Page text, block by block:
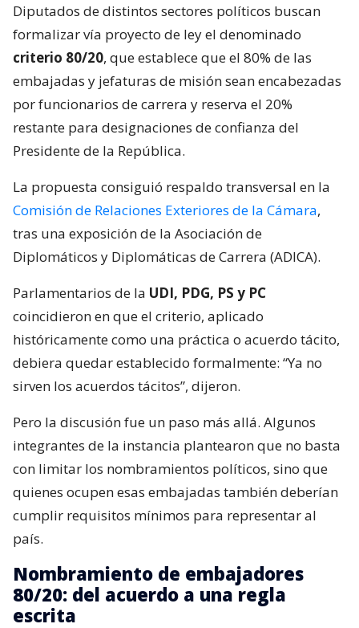
Diputados de distintos sectores políticos buscan
formalizar vía proyecto de ley el denominado
criterio 80/20, que establece que el 80% de las
embajadas y jefaturas de misión sean encabezadas
por funcionarios de carrera y reserva el 20%
restante para designaciones de confianza del
Presidente de la República.
La propuesta consiguió respaldo transversal en la
Comisión de Relaciones Exteriores de la Cámara,
tras una exposición de la Asociación de
Diplomáticos y Diplomáticas de Carrera (ADICA).
Parlamentarios de la UDI, PDG, PS y PC
coincidieron en que el criterio, aplicado
históricamente como una práctica o acuerdo tácito,
debiera quedar establecido formalmente: “Ya no
sirven los acuerdos tácitos”, dijeron.
Pero la discusión fue un paso más allá. Algunos
integrantes de la instancia plantearon que no basta
con limitar los nombramientos políticos, sino que
quienes ocupen esas embajadas también deberían
cumplir requisitos mínimos para representar al
país.
Nombramiento de embajadores
80/20: del acuerdo a una regla
escrita